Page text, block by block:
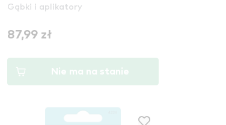
Gąbki i aplikatory
87,99 zł
Nie ma na stanie